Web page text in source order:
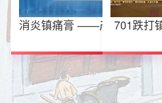
消炎镇痛膏 ——产品广告
701跌打